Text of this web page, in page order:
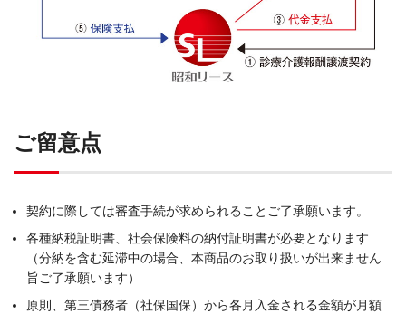
ご留意点
契約に際しては審査手続が求められることご了承願います。
各種納税証明書、社会保険料の納付証明書が必要となります
（分納を含む延滞中の場合、本商品のお取り扱いが出来ません
旨ご了承願います）
原則、第三債務者（社保国保）から各月入金される金額が月額